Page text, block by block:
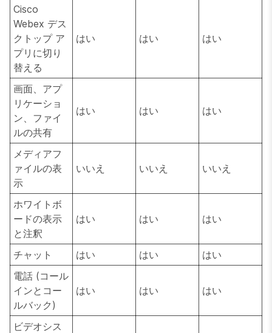
Cisco
Webex デス
クトップ ア
プリに切り
替える
はい はい はい
画面、アプ
リケーショ
ン、ファイ
ルの共有
はい はい はい
メディアフ
ァイルの表
示
いいえ いいえ いいえ
ホワイトボ
ードの表示
と注釈
はい はい はい
チャット はい はい
はい
電話 (コール
インとコー
ルバック)
はい はい はい
ビデオシス